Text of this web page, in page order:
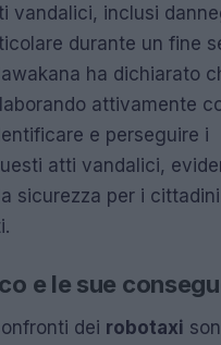
vandalici, inclusi
durante un fine
ha dichiarato
attivamente
e perseguire i
atti vandalici,
sicurezza per i
e le sue
dei robotaxi